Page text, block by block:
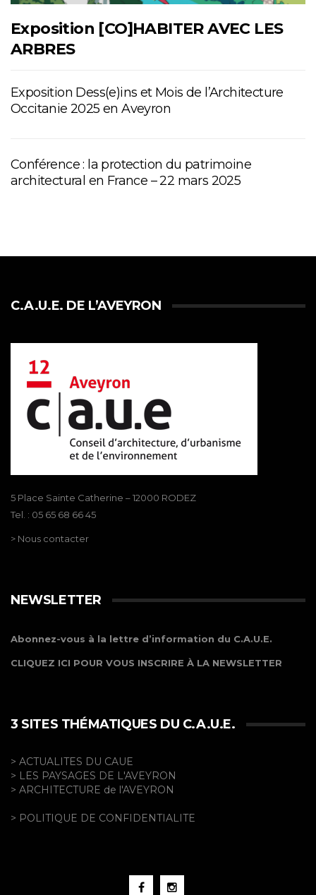
Exposition [CO]HABITER AVEC LES
ARBRES
Exposition Dess(e)ins et Mois de l’Architecture
Occitanie 2025 en Aveyron
Conférence : la protection du patrimoine
architectural en France – 22 mars 2025
C.A.U.E. DE L’AVEYRON
5 Place Sainte Catherine – 12000 RODEZ
Tel. : 05 65 68 66 45
> Nous contacter
NEWSLETTER
Abonnez-vous à la lettre d’information du C.A.U.E.
CLIQUEZ ICI POUR VOUS INSCRIRE À LA NEWSLETTER
3 SITES THÉMATIQUES DU C.A.U.E.
> ACTUALITES DU CAUE
> LES PAYSAGES DE L'AVEYRON
> ARCHITECTURE de l'AVEYRON
> POLITIQUE DE CONFIDENTIALITE